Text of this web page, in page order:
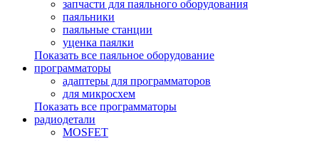
запчасти для паяльного оборудования
паяльники
паяльные станции
уценка паялки
Показать все паяльное оборудование
программаторы
адаптеры для программаторов
для микросхем
Показать все программаторы
радиодетали
MOSFET